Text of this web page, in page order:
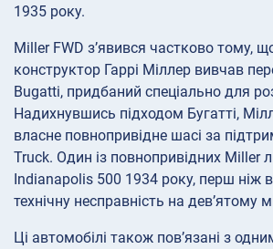
1935 року.
Miller FWD з’явився частково тому,
конструктор Гаррі Міллер вивчав
Bugatti, придбаний спеціально для
Надихнувшись підходом Бугатті,
власне повнопривідне шасі за
Truck. Один із повнопривідних Miller
Indianapolis 500 1934 року, перш ніж
технічну несправність на дев’ятому
Ці автомобілі також пов’язані з